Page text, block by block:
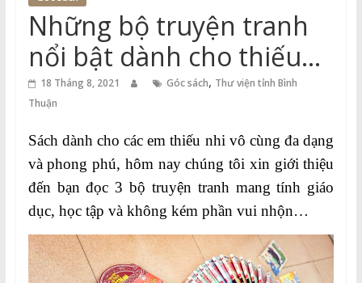
Thuận
Vào
Tri
Thức
Những bộ truyện tranh
nổi bật dành cho thiếu
nhi năm 2019
18 Tháng 8, 2021 Góc sách, Thư viện tỉnh Bình
Thuận
Sách dành cho các em thiếu nhi vô cùng đa dạng
và phong phú, hôm nay chúng tôi xin giới thiệu
đến bạn đọc 3 bộ truyện tranh mang tính giáo
dục, học tập và không kém phần vui nhộn…